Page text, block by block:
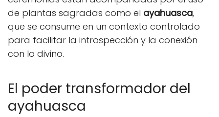
de plantas sagradas como el ayahuasca,
que se consume en un contexto controlado
para facilitar la introspección y la conexión
con lo divino.
El poder transformador del
ayahuasca